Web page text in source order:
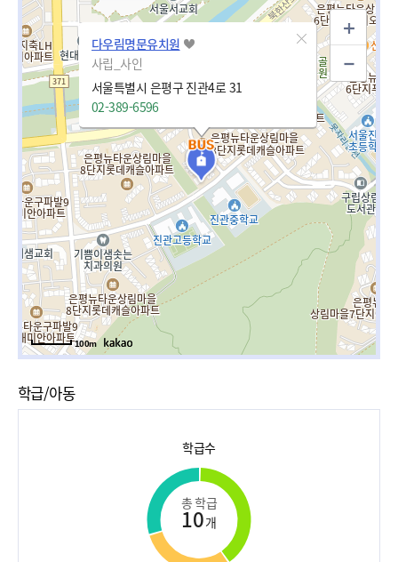
다우림명문유치원
사립_사인
서울특별시 은평구 진관4로 31
02-389-6596
100m
학급/아동
학급수
총 학급
10개